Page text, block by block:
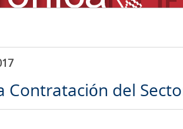
Contratación del